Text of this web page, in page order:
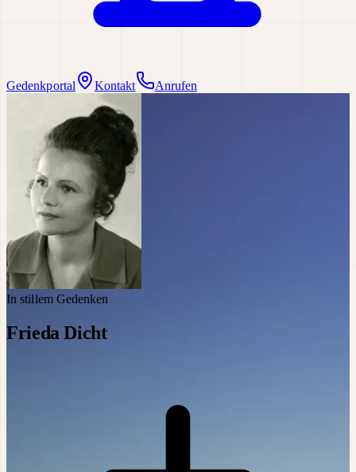
Gedenkportal Kontakt Anrufen
In stillem Gedenken
Frieda Dicht